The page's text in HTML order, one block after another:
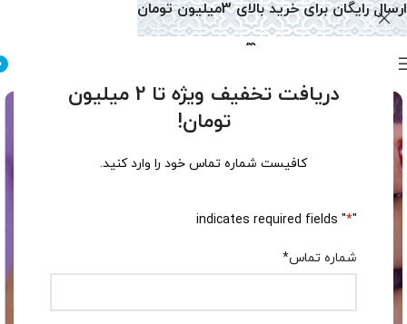
دریافت تخفیف ویژه تا 2 میلیون
تومان!
کافیست شماره تماس خود را وارد کنید.
"
*
" indicates required fields
شماره تماس*
ارسال رایگان برای خرید بالای 3میلیون تومان